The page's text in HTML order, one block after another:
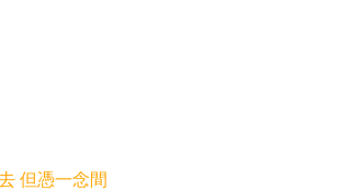
但憑一念間